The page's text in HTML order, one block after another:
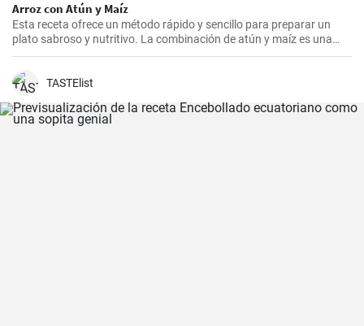
Arroz con Atún y Maíz
Esta receta ofrece un método rápido y sencillo para preparar un
plato sabroso y nutritivo. La combinación de atún y maíz es una
excelente manera de agregar algo de proteína y color a nuestra
TASTElist